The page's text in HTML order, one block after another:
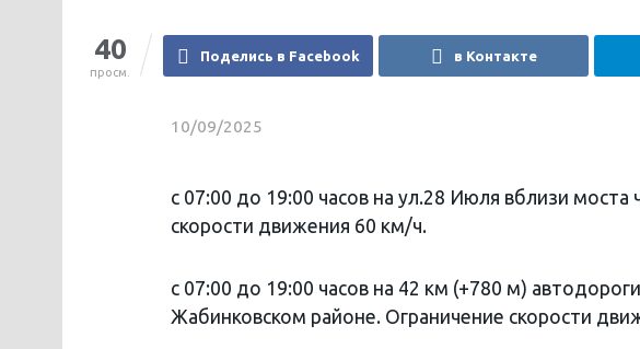
40
просм.
Поделись в Facebook в Контакте
10/09/2025
с 07:00 до 19:00 часов на ул.28 Июля вблизи моста
скорости движения 60 км/ч.
с 07:00 до 19:00 часов на 42 км (+780 м)
Жабинковском районе. Ограничение скорости